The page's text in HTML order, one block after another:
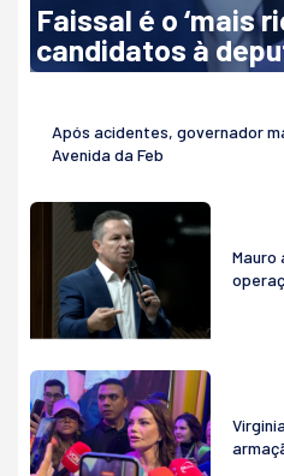
Faissal é o ‘mais
candidatos à
Após acidentes, governador
Avenida da Feb
Mauro